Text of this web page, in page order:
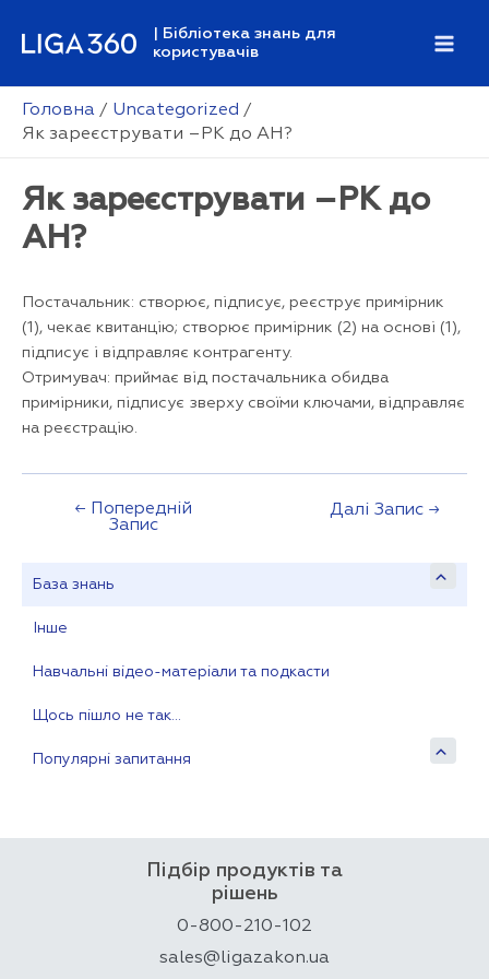
| Бібліотека знань для
користувачів
Головна
Uncategorized
Як зареєструвати –РК до АН?
База знань
Інше
Навчальні відео-матеріали та подкасти
Щось пішло не так…
Популярні запитання
Як зареєструвати –РК до
АН?
Постачальник: створює, підписує, реєструє примірник
(1), чекає квитанцію; створює примірник (2) на основі (1),
підписує і відправляє контрагенту.
Отримувач: приймає від постачальника обидва
примірники, підписує зверху своїми ключами, відправляє
на реєстрацію.
Навігація
← Попередній
Запис
Далі Запис →
Підбір продуктів та
рішень
0-800-210-102
sales@ligazakon.ua